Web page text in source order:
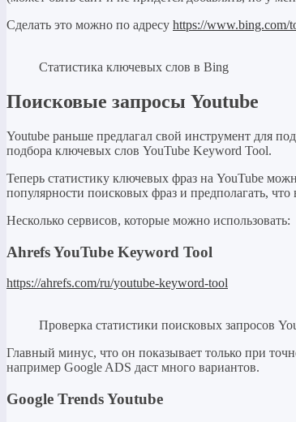
Сделать это можно по адресу https://www.bing.com/
Статистика ключевых слов в Bing
Поисковые запросы Youtube
Youtube раньше предлагал свой инструмент для
подбора ключевых слов YouTube Keyword Tool.
Теперь статистику ключевых фраз на YouTube
популярности поисковых фраз и предполагать,
Несколько сервисов, которые можно использовать:
Ahrefs YouTube Keyword Tool
https://ahrefs.com/ru/youtube-keyword-tool
Проверка статистики поисковых запросов
Главный минус, что он показывает только при
например Google ADS даст много вариантов.
Google Trends Youtube